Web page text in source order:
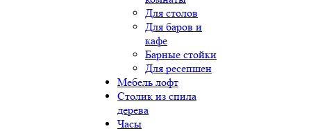
Для столов
Для баров и
кафе
Барные стойки
Для ресепшен
Мебель лофт
Столик из спила
дерева
Часы